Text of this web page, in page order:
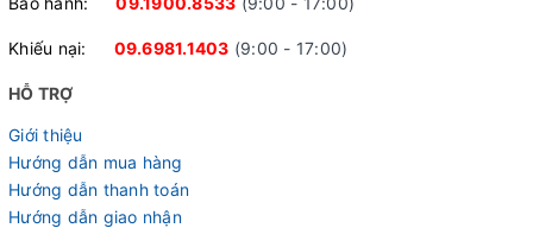
Khiếu nại: 09.6981.1403 (9:00 - 17:00)
HỖ TRỢ
Giới thiệu
Hướng dẫn mua hàng
Hướng dẫn thanh toán
Hướng dẫn giao nhận